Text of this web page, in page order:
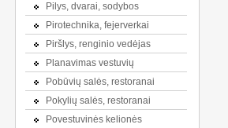
Pilys, dvarai, sodybos
Pirotechnika, fejerverkai
Piršlys, renginio vedėjas
Planavimas vestuvių
Pobūvių salės, restoranai
Pokylių salės, restoranai
Povestuvinės kelionės